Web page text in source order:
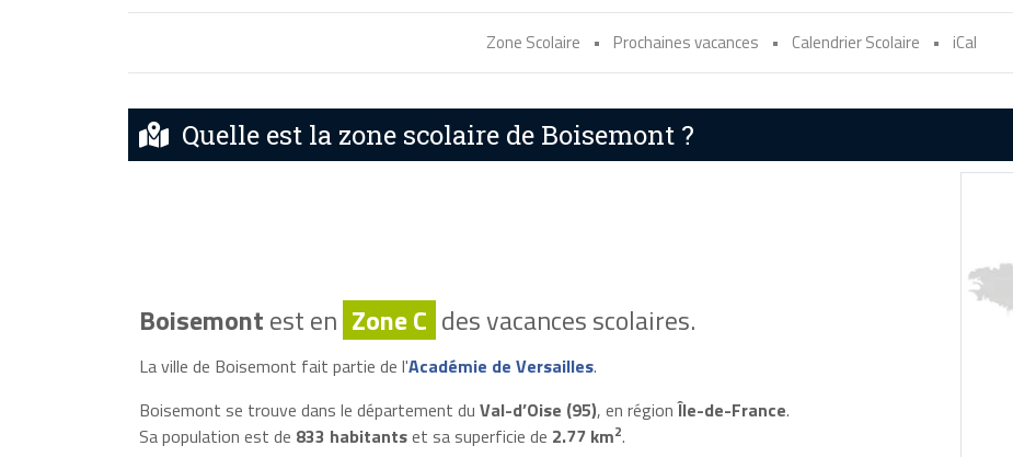
Zone Scolaire • Prochaines vacances • Calendrier Scolaire • iCal
Quelle est la zone scolaire de Boisemont ?
Boisemontest en Zone C des vacances scolaires.
La ville de Boisemont fait partie de l'Académie de Versailles.
Boisemont se trouve dans le département du Val-d’Oise (95), en régionÎle-de-France.
Sa population est de 833 habitantset sa superficie de 2.77 km2.